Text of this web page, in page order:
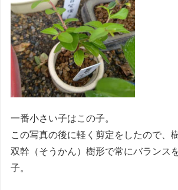
一番小さい子はこの子。
この写真の後に軽く剪定をしたので、
双幹（そうかん）樹形で常にバランス
子。